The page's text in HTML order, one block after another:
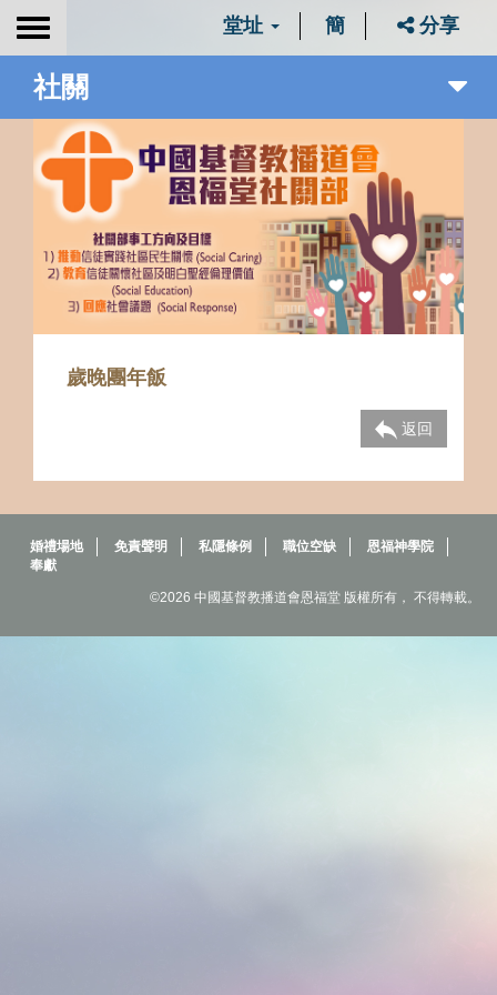
Toggle
堂址 簡 分享
社關
歲晚團年飯
返回
婚禮場地 免責聲明 私隱條例 職位空缺
恩福神學院
奉獻
©2026 中國基督教播道會恩福堂 版權所有， 不得轉載。